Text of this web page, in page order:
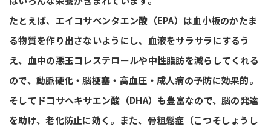
たとえば、エイコサペンタエン酸（EPA）は血小板のかたま
る物質を作り出さないようにし、血液をサラサラにするう
え、血中の悪玉コレステロールや中性脂肪を減らしてくれる
ので、動脈硬化・脳梗塞・高血圧・成人病の予防に効果的。
そしてドコサヘキサエン酸（DHA）も豊富なので、脳の発達
を助け、老化防止に効く。また、骨粗鬆症（こつそしょうし